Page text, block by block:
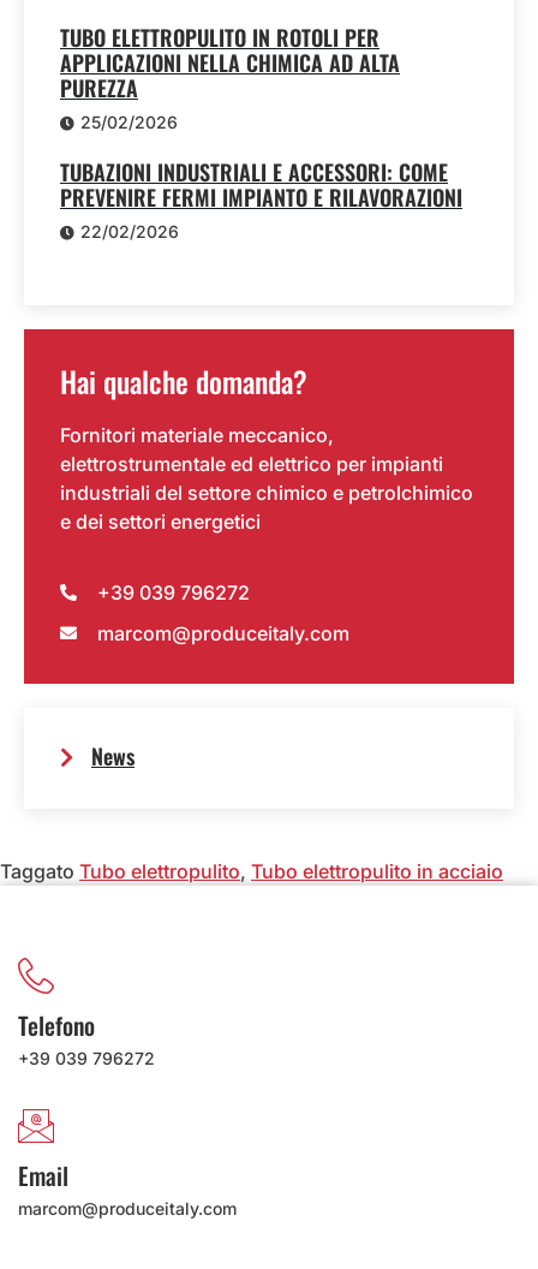
TUBO ELETTROPULITO IN ROTOLI PER
APPLICAZIONI NELLA CHIMICA AD ALTA
PUREZZA
25/02/2026
TUBAZIONI INDUSTRIALI E ACCESSORI: COME
PREVENIRE FERMI IMPIANTO E RILAVORAZIONI
22/02/2026
Hai qualche domanda?
Fornitori materiale meccanico,
elettrostrumentale ed elettrico per impianti
industriali del settore chimico e petrolchimico
e dei settori energetici
+39 039 796272
marcom@produceitaly.com
News
Taggato Tubo elettropulito, Tubo elettropulito in acciaio
Telefono
+39 039 796272
Email
marcom@produceitaly.com